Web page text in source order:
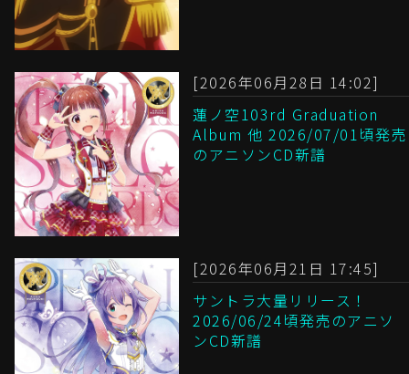
[2026年06月28日 14:02]
蓮ノ空103rd Graduation
Album 他 2026/07/01頃発売
のアニソンCD新譜
[2026年06月21日 17:45]
サントラ大量リリース！
2026/06/24頃発売のアニソ
ンCD新譜